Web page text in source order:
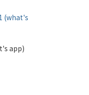
(what's
app)